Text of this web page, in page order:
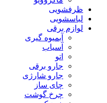
ظرفشویی
لباسشویی
لوازم برقی
آبمیوه گیری
آسیاب
اتو
جارو برقی
جارو شارژی
چای ساز
چرخ گوشت